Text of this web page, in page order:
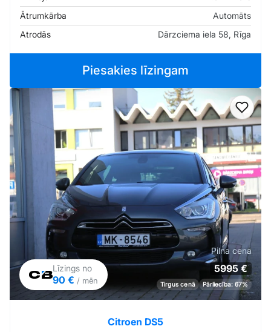
Ātrumkārba
Automāts
Atrodās
Dārzciema iela 58, Rīga
Piesakies līzingam
Līzings no
90 € / mēn
Pilna cena
5995 €
Tirgus cenā Pārliecība: 67%
Citroen DS5